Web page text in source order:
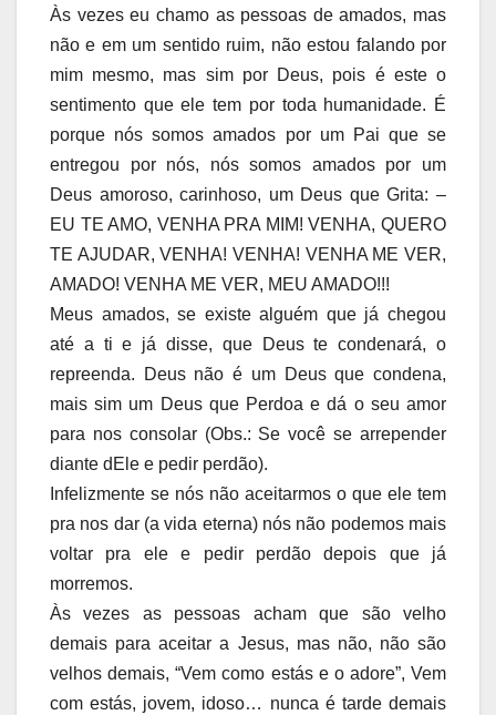
Às vezes eu chamo as pessoas de amados, mas
não e em um sentido ruim, não estou falando por
mim mesmo, mas sim por Deus, pois é este o
sentimento que ele tem por toda humanidade. É
porque nós somos amados por um Pai que se
entregou por nós, nós somos amados por um
Deus amoroso, carinhoso, um Deus que Grita: –
EU TE AMO, VENHA PRA MIM! VENHA, QUERO
TE AJUDAR, VENHA! VENHA! VENHA ME VER,
AMADO! VENHA ME VER, MEU AMADO!!!
Meus amados, se existe alguém que já chegou
até a ti e já disse, que Deus te condenará, o
repreenda. Deus não é um Deus que condena,
mais sim um Deus que Perdoa e dá o seu amor
para nos consolar (Obs.: Se você se arrepender
diante dEle e pedir perdão).
Infelizmente se nós não aceitarmos o que ele tem
pra nos dar (a vida eterna) nós não podemos mais
voltar pra ele e pedir perdão depois que já
morremos.
Às vezes as pessoas acham que são velho
demais para aceitar a Jesus, mas não, não são
velhos demais, “Vem como estás e o adore”, Vem
com estás, jovem, idoso… nunca é tarde demais